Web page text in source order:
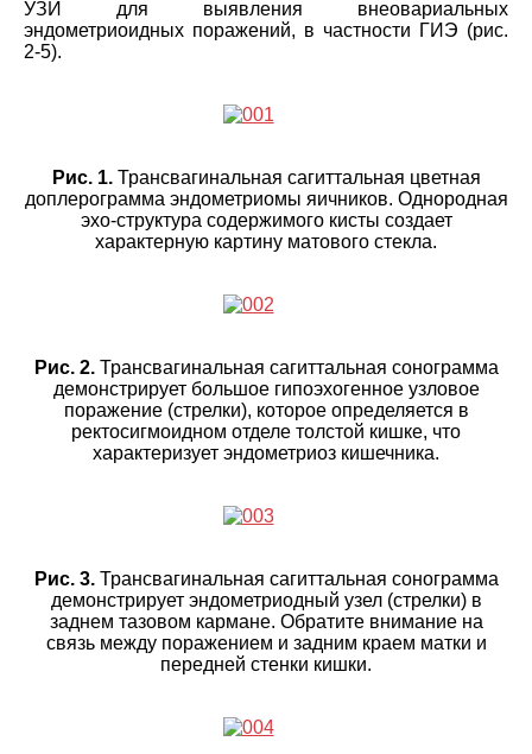
УЗИ для выявления внеовариальных
эндометриоидных поражений, в частности ГИЭ (рис.
2-5).
Рис. 1.Трансвагинальная сагиттальная цветная
доплерограмма эндометриомы яичников. Однородная
эхо-структура содержимого кисты создает
характерную картину матового стекла.
Рис. 2.Трансвагинальная сагиттальная сонограмма
демонстрирует большое гипоэхогенное узловое
поражение (стрелки), которое определяется в
ректосигмоидном отделе толстой кишке, что
характеризует эндометриоз кишечника.
Рис. 3.Трансвагинальная сагиттальная сонограмма
демонстрирует эндометриодный узел (стрелки) в
заднем тазовом кармане. Обратите внимание на
связь между поражением и задним краем матки и
передней стенки кишки.